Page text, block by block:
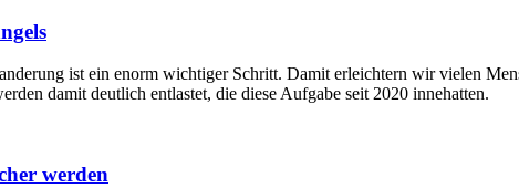
ist ein enorm wichtiger Schritt. Damit erleichtern wir vielen
damit deutlich entlastet, die diese Aufgabe seit 2020 innehatten.
werden